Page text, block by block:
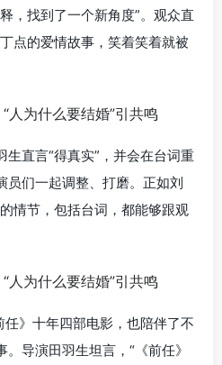
，找到了一个新角度”。观众直
点的爱情故事，笑着笑着就被
直言“得真实”，并会在台词重
员们一起调整、打磨。正如刘
情节，包括台词，都能够跟观
》十年四部电影，也陪伴了不
导演田羽生坦言，“《前任》